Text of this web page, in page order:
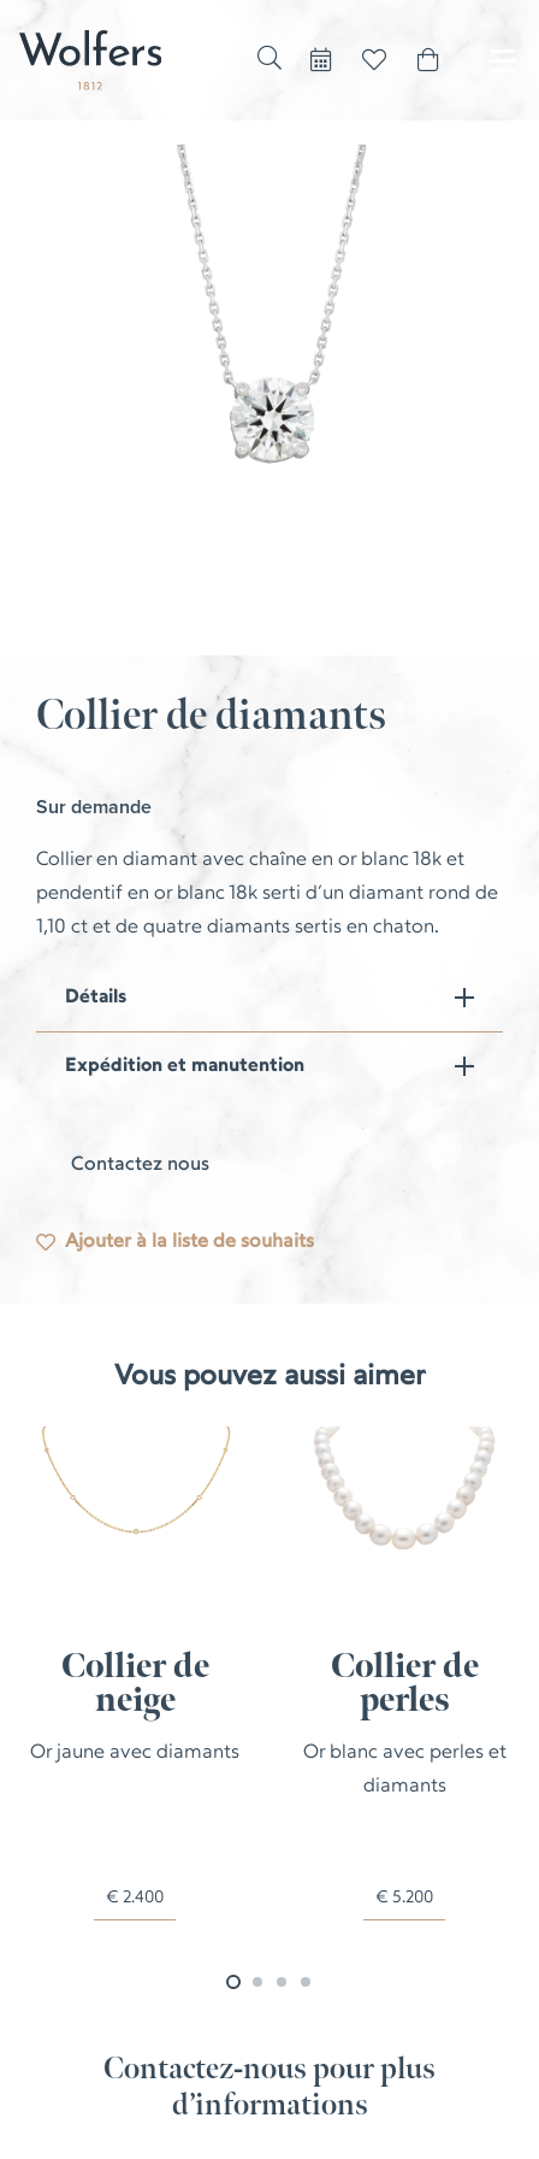
Collier de diamants
Sur demande
Collier en diamant avec chaîne en or blanc 18k et
pendentif en or blanc 18k serti d’un diamant rond de
1,10 ct et de quatre diamants sertis en chaton.
Détails
Expédition et manutention
Contactez nous
Ajouter à la liste de souhaits
Vous pouvez aussi aimer
Collier de
neige
Or jaune avec diamants
€ 2.400
Collier de
perles
Or blanc avec perles et
diamants
€ 5.200
Contactez-nous pour plus
d’informations